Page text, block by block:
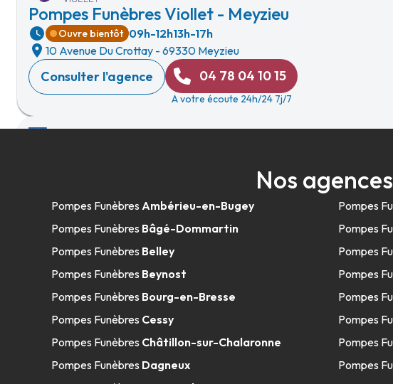
Pompes Funèbres Viollet - Meyzieu
Ouvre bientôt 09h-12h13h-17h
10 Avenue Du Crottay - 69330 Meyzieu
Consulter l'agence 04 78 04 10 15
A votre écoute 24h/24 7j/7
219 Rue De Bresse-01330 Villars-les-Dombes
Consulter l'agence 04 74 98 01 00
A votre écoute 24h/24 7j/7
Pompes Funèbres Viollet - Décines-Charpieu
8 Rue Du Repos-69150 Décines-Charpieu
Consulter l'agence
Nos
Pompes Funèbres Ambérieu-en-Bugey
Pompes Funèbres Bâgé-Dommartin
Pompes Funèbres Belley
Pompes Funèbres Beynost
Pompes Funèbres Bourg-en-Bresse
Pompes Funèbres Cessy
Pompes Funèbres Châtillon-sur-Chalaronne
Pompes Funèbres Dagneux
Pompes
Pompes
Pompes
Pompes
Pompes
Pompes
Pompes
Pompes